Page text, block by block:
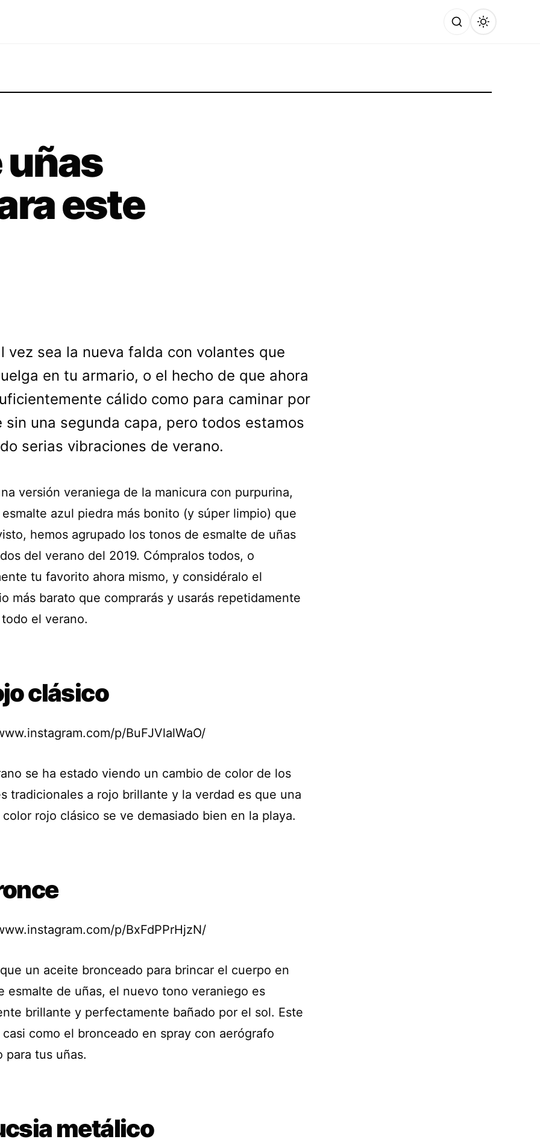
uñas
este
vez sea la nueva falda con volantes que
en tu armario, o el hecho de que ahora
cálido como para caminar por
sin una segunda capa, pero todos estamos
serias vibraciones de verano.
versión veraniega de la manicura con purpurina,
azul piedra más bonito (y súper limpio) que
hemos agrupado los tonos de esmalte de uñas
del verano del 2019. Cómpralos todos, o
tu favorito ahora mismo, y considéralo el
más barato que comprarás y usarás repetidamente
el verano.
clásico
p/BuFJVlalWaO/
se ha estado viendo un cambio de color de los
tradicionales a rojo brillante y la verdad es que una
rojo clásico se ve demasiado bien en la playa.
p/BxFdPPrHjzN/
un aceite bronceado para brincar el cuerpo en
esmalte de uñas, el nuevo tono veraniego es
brillante y perfectamente bañado por el sol. Este
como el bronceado en spray con aerógrafo
para tus uñas.
metálico